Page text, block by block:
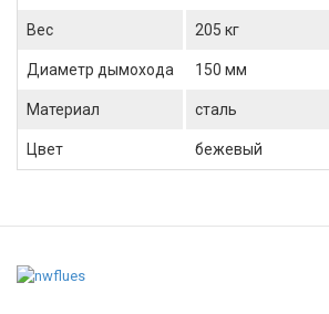
Вес 205 кг
Диаметр дымохода 150 мм
Материал сталь
Цвет бежевый